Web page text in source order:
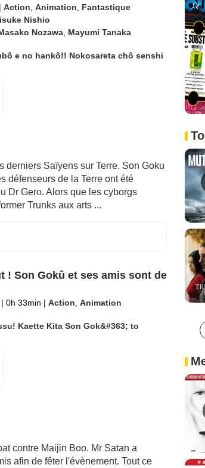
| Action, Animation, Fantastique
Nishio
Nozawa, Mayumi Tanaka
e no hankô!! Nokosareta chô senshi
derniers Saïyens sur Terre. Son Goku
défenseurs de la Terre ont été
Dr Gero. Alors que les cyborgs
Trunks aux arts ...
! Son Gokû et ses amis sont de
| 0h 33min | Action Animation
Kaette Kita Son Gok&#363; to
contre Maijin Boo. Mr Satan a
afin de fêter l'évènement. Tout ce